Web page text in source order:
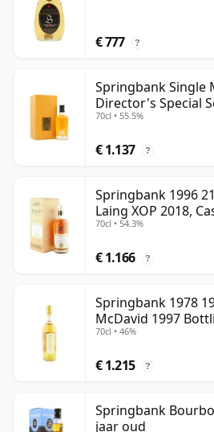
€ 777 ?
Springbank Single
Director's Special
70cl • 55.5%
€ 1.137 ?
Springbank 1996
Laing XOP 2018,
70cl • 54.3%
€ 1.166 ?
Springbank 1978
McDavid 1997
70cl • 46%
€ 1.215 ?
Springbank
jaar oud